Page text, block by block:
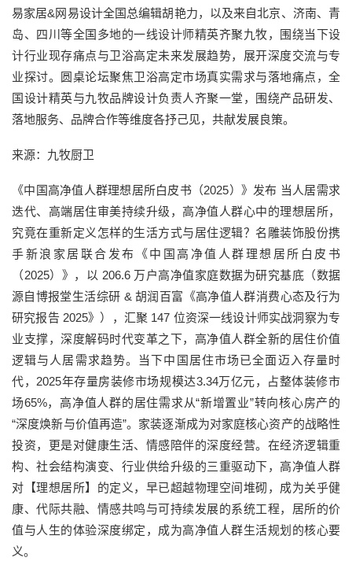
易家居&网易设计全国总编辑胡艳力，以及来自北京、济南、青
岛、四川等全国多地的一线设计师精英齐聚九牧，围绕当下设
计行业现存痛点与卫浴高定未来发展趋势，展开深度交流与专
业探讨。圆桌论坛聚焦卫浴高定市场真实需求与落地痛点，全
国设计精英与九牧品牌设计负责人齐聚一堂，围绕产品研发、
落地服务、品牌合作等维度各抒己见，共献发展良策。
来源：九牧厨卫
《中国高净值人群理想居所白皮书（2025）》发布 当人居需求
迭代、高端居住审美持续升级，高净值人群心中的理想居所，
究竟在重新定义怎样的生活方式与居住逻辑？名雕装饰股份携
手新浪家居联合发布《中国高净值人群理想居所白皮书
（2025）》，以 206.6 万户高净值家庭数据为研究基底（数据
源自博报堂生活综研 & 胡润百富《高净值人群消费心态及行为
研究报告 2025》），汇聚 147 位资深一线设计师实战洞察为专
业支撑，深度解码时代变革之下，高净值人群全新的居住价值
逻辑与人居需求趋势。当下中国居住市场已全面迈入存量时
代，2025年存量房装修市场规模达3.34万亿元，占整体装修市
场65%，高净值人群的居住需求从“新增置业”转向核心房产的
“深度焕新与价值再造”。家装逐渐成为对家庭核心资产的战略性
投资，更是对健康生活、情感陪伴的深度经营。在经济逻辑重
构、社会结构演变、行业供给升级的三重驱动下，高净值人群
对【理想居所】的定义，早已超越物理空间堆砌，成为关乎健
康、代际共融、情感共鸣与可持续发展的系统工程，居所的价
值与人生的体验深度绑定，成为高净值人群生活规划的核心要
义。